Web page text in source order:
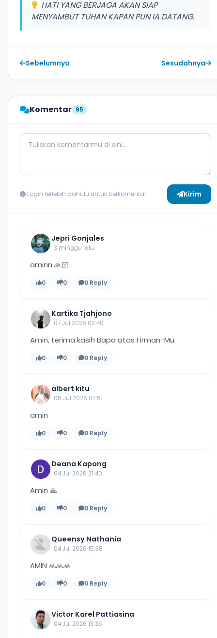
HATI YANG BERJAGA AKAN SIAP
MENYAMBUT TUHAN KAPAN PUN IA DATANG.
Sebelumnya Sesudahnya
Komentar 95
Comment Message
Login terlebih dahulu untuk berkomentar Kirim
Jepri Gonjales
3 minggu lalu
aminn 🙏🏻
0 0 0 Reply
Kartika Tjahjono
07 Jul 2026 02:40
Amin, terima kasih Bapa atas Firman-Mu.
0 0 0 Reply
albert kitu
05 Jul 2026 07:51
amin
0 0 0 Reply
Deana Kapong
04 Jul 2026 21:40
Amin 🙏
0 0 0 Reply
Queensy Nathania
04 Jul 2026 15:38
AMIN 🙏🙏🙏
0 0 0 Reply
Victor Karel Pattiasina
04 Jul 2026 13:36